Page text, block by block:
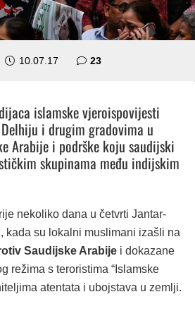
10.07.17 23komentara
islamske vjeroispovijesti
i drugim gradovima u
Arabije i podrške koju saudijski
skupinama među indijskim
nekoliko dana u četvrti Jantar-
, kada su lokalni muslimani izašli na
Saudijske Arabije i dokazane
režima s teroristima “Islamske
atentata i ubojstava u zemlji.